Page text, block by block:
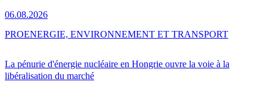
06.08.2026
La pénurie d'énergie nucléaire en Hongrie ouvre la voie à la
libéralisation du marché
PROENERGIE, ENVIRONNEMENT ET TRANSPORT